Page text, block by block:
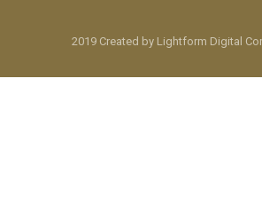
2019 Created by Lightform Digital